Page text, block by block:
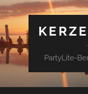
PartyLite-